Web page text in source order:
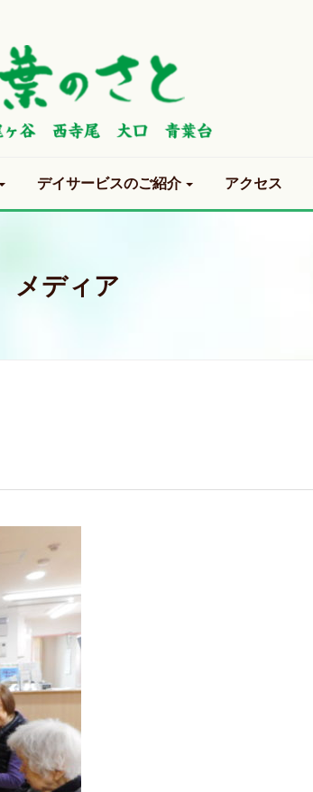
デイサービスのご紹介 アクセス
メディア